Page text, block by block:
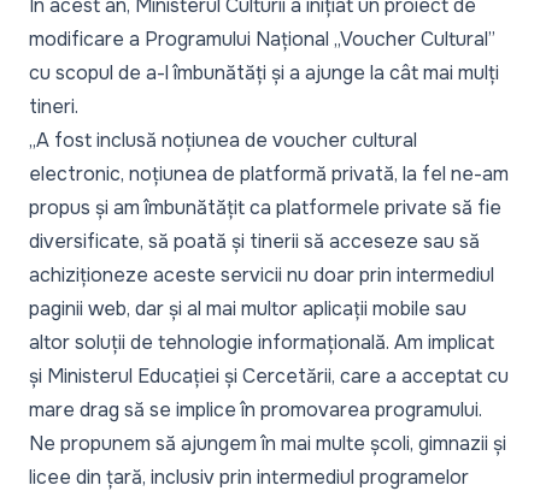
modificare a Programului Național „Voucher Cultural”
cu scopul de a-l îmbunătăți și a ajunge la cât mai mulți
tineri.
„A fost inclusă noțiunea de voucher cultural
electronic, noțiunea de platformă privată, la fel ne-am
propus și am îmbunătățit ca platformele private să fie
diversificate, să poată și tinerii să acceseze sau să
achiziționeze aceste servicii nu doar prin intermediul
paginii web, dar și al mai multor aplicații mobile sau
altor soluții de tehnologie informațională. Am implicat
și Ministerul Educației și Cercetării, care a acceptat cu
mare drag să se implice în promovarea programului.
Ne propunem să ajungem în mai multe școli, gimnazii și
licee din țară, inclusiv prin intermediul programelor